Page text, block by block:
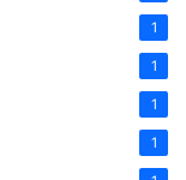
1
1
1
1